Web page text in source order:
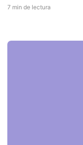
7 min de lectura